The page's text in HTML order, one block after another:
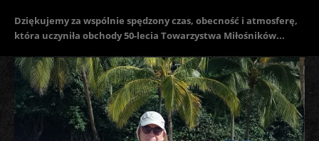
Dziękujemy za wspólnie spędzony czas, obecność i atmosferę,
która uczyniła obchody 50-lecia Towarzystwa Miłośników...